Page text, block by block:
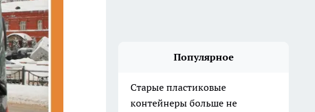
Популярное
Старые пластиковые
контейнеры больше не